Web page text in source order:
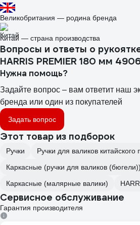
Великобритания — родина бренда
Китай — страна производства
Вопросы и ответы о
HARRIS PREMIER 180 мм
Нужна помощь?
Задайте вопрос – вам ответит наш
бренда или один из покупателей
Задать вопрос
Этот товар из подборок
Ручки Ручки для валиков китайского
Каркасные (ручки для валиков (бюгели))
Каркасные (малярные валики)
Сервисное обслуживание
Гарантия производителя